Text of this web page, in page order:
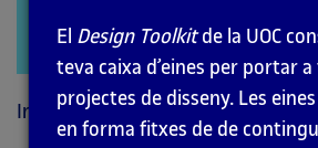
Inici Principis Perceptius
El Design Toolkitde la UOC
teva caixa d’eines per portar
projectes de disseny. Les
en forma fitxes de de